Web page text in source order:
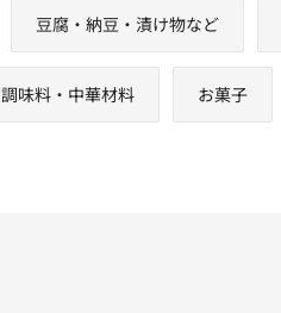
豆腐・納豆・漬け物など
調味料・中華材料 お菓子